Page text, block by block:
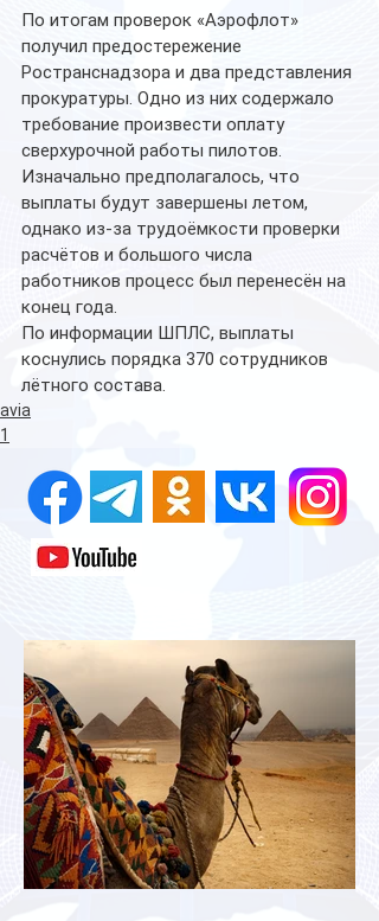
По итогам проверок «Аэрофлот»
получил предостережение
Ространснадзора и два представления
прокуратуры. Одно из них содержало
требование произвести оплату
сверхурочной работы пилотов.
Изначально предполагалось, что
выплаты будут завершены летом,
однако из-за трудоёмкости проверки
расчётов и большого числа
работников процесс был перенесён на
конец года.
По информации ШПЛС, выплаты
коснулись порядка 370 сотрудников
лётного состава.
avia
1